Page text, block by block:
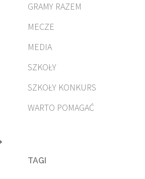
GRAMY RAZEM
MECZE
MEDIA
SZKOŁY
SZKOŁY KONKURS
WARTO POMAGAĆ
TAGI